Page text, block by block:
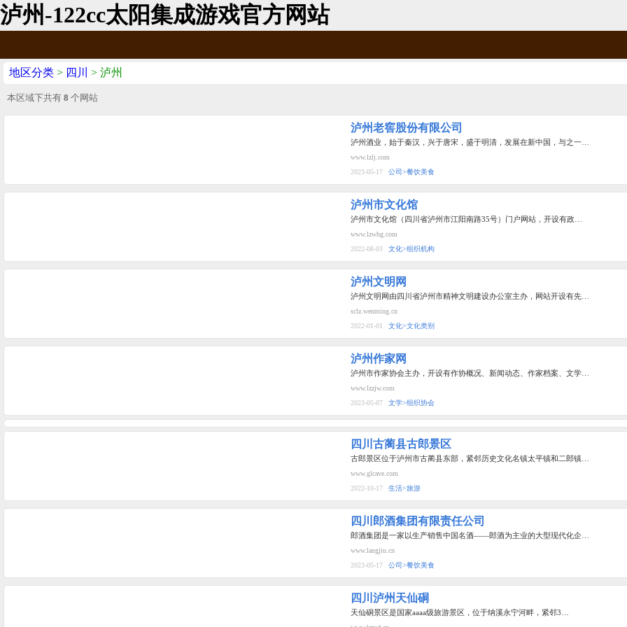
泸州-122cc太阳集成游戏官方网站
地区分类 > 四川 > 泸州
本区域下共有 8 个网站
泸州老窖股份有限公司
泸州酒业，始于秦汉，兴于唐宋，盛于明清，发展在新中国，与之一…
www.lzlj.com
2023-05-17
公司>餐饮美食
泸州市文化馆
泸州市文化馆（四川省泸州市江阳南路35号）门户网站，开设有政…
www.lzwhg.com
2022-08-03
文化>组织机构
泸州文明网
泸州文明网由四川省泸州市精神文明建设办公室主办，网站开设有先…
sclz.wenming.cn
2022-01-01
文化>文化类别
泸州作家网
泸州市作家协会主办，开设有作协概况、新闻动态、作家档案、文学…
www.lzzjw.com
2023-05-07
文学>组织协会
四川古蔺县古郎景区
古郎景区位于泸州市古蔺县东部，紧邻历史文化名镇太平镇和二郎镇…
www.glcave.com
2022-10-17
生活>旅游
四川郎酒集团有限责任公司
郎酒集团是一家以生产销售中国名酒——郎酒为主业的大型现代化企…
www.langjiu.cn
2023-05-17
公司>餐饮美食
四川泸州天仙硐
天仙硐景区是国家aaaa级旅游景区，位于纳溪永宁河畔，紧邻3…